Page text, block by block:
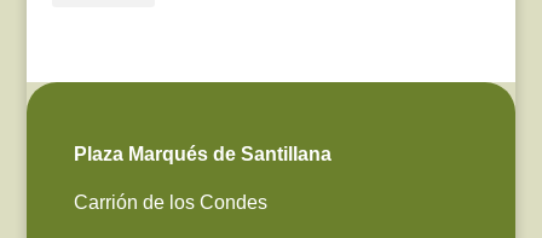
Plaza Marqués de Santillana
Carrión de los Condes